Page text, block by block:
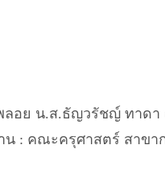
อย น.ส.ธัญวรัชญ์ ทาดา
น : คณะครุศาสตร์ สาขา